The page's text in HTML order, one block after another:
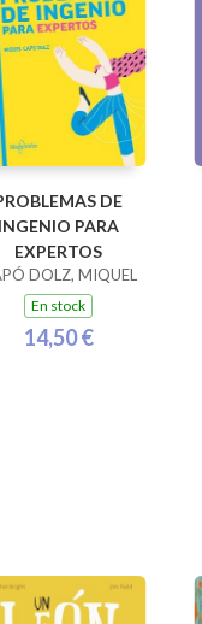
DE
INGENIO PARA
EXPERTOS
DOLZ, MIQUEL
En stock
14,50 €